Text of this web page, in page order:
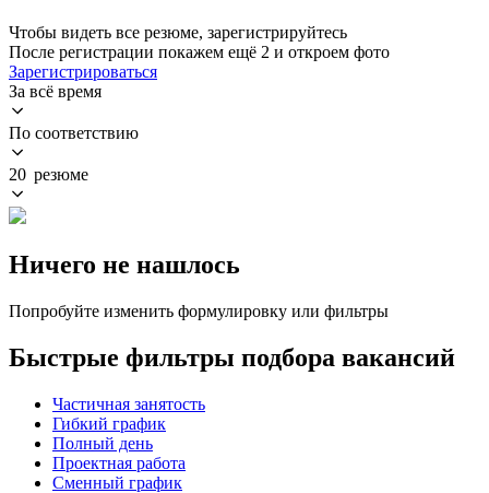
Чтобы видеть все резюме, зарегистрируйтесь
После регистрации покажем ещё 2 и откроем фото
Зарегистрироваться
За всё время
По соответствию
20 резюме
Ничего не нашлось
Попробуйте изменить формулировку или фильтры
Быстрые фильтры подбора вакансий
Частичная занятость
Гибкий график
Полный день
Проектная работа
Сменный график